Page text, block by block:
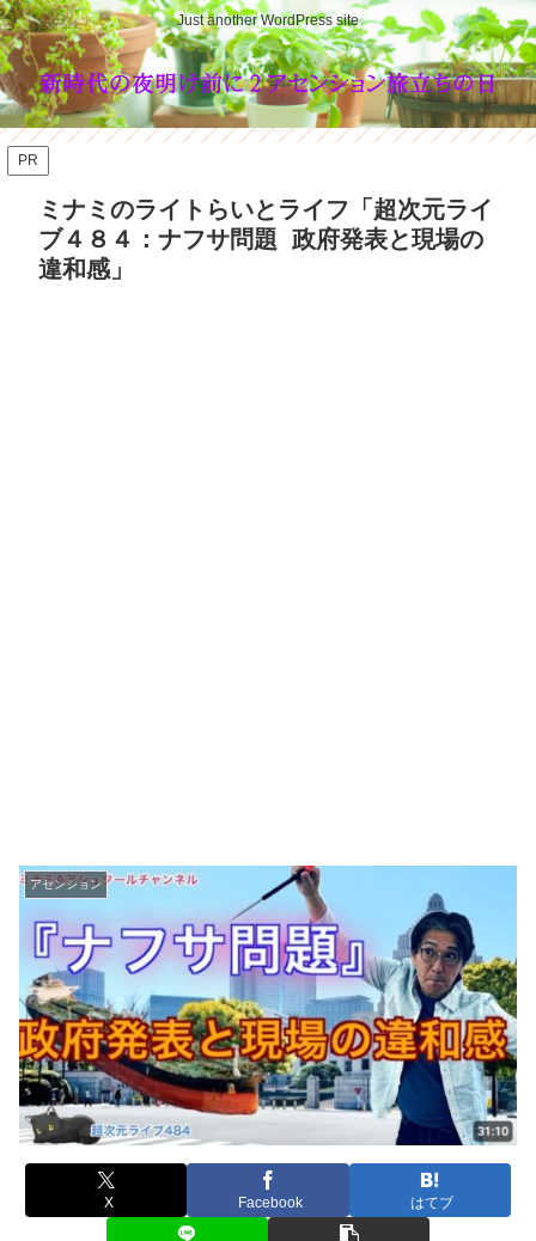
Just another WordPress site
PR
ミナミのライトらいとライフ「超次元ライ
ブ４８４：ナフサ問題 政府発表と現場の
違和感」
アセンション
X Facebook はてブ